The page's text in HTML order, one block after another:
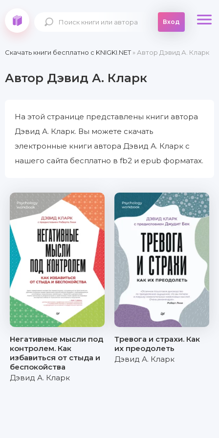
Вход
Скачать книги бесплатно c KNIGKI.NET» Автор Дэвид А. Кларк
Автор Дэвид А. Кларк
На этой странице представлены книги автора
Дэвид А. Кларк. Вы можете скачать
электронные книги автора Дэвид А. Кларк с
нашего сайта бесплатно в fb2 и epub форматах.
Негативные мысли под
контролем. Как
избавиться от стыда и
беспокойства
Дэвид А. Кларк
Тревога и страхи. Как
их преодолеть
Дэвид А. Кларк